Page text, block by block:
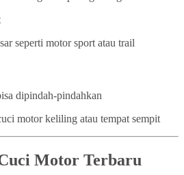
seperti motor sport atau trail
dipindah-pindahkan
motor keliling atau tempat sempit
Motor Terbaru